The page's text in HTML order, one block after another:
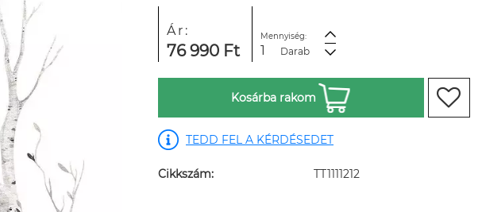
Ár:
76 990 Ft
Mennyiség:
Darab
Kosárba rakom
TEDD FEL A KÉRDÉSEDET
Cikkszám: TT1111212